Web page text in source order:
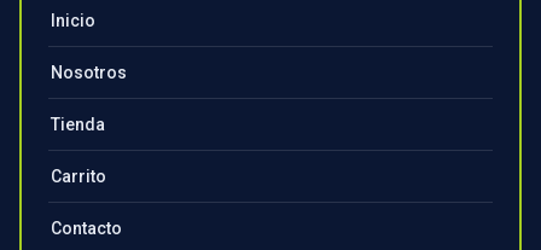
Inicio
Nosotros
Tienda
Carrito
Contacto